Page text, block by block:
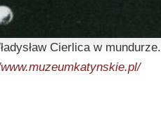
Cierlica w mundurze.